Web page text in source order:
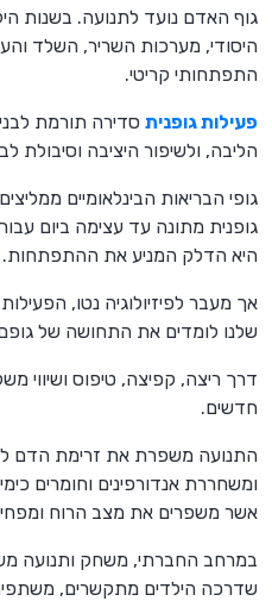
גוף האדם נועד לתנועה. בשנות
היסודי, מערכות השריר, השלד
התפתחותי קריטי.
פעילות גופנית סדירה תורמת
הליבה, ולשיפור היציבה וסיבולת
גופנית מתונה עד עצימה ביום
היא הדלק המניע את ההתפתחות.
אך מעבר לפיזיולוגיה נטו,
שלנו לומדים את התחושה של
דרך ריצה, קפיצה, טיפוס ושיווי
חדשים.
התנועה משפרת את זרימת הדם
ומשחררת אנדורפינים וחומרים
אשר משפרים את מצב הרוח
במרחב החברתי, משחק ותנועה
שדרכה הילדים מתקשרים, משתפים